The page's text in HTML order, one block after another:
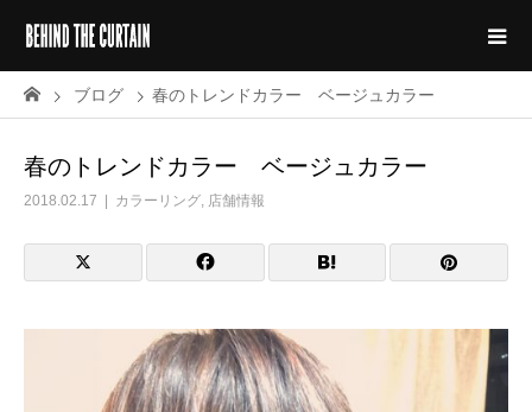
ブログ 春のトレンドカラー ベージュカラー
春のトレンドカラー ベージュカラー
2018.02.17 カラーリング, 店舗情報